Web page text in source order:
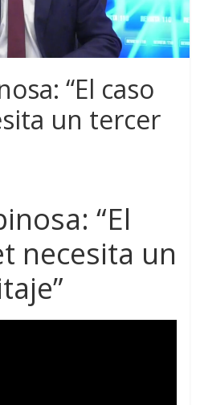
“El caso
un tercer
“El
necesita un